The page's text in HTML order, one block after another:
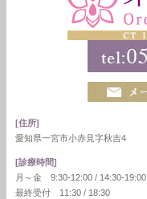
[住所]
愛知県一宮市小赤見字秋吉4
[診療時間]
月～金 9:30-12:00 / 14:30-19:00
最終受付 11:30 / 18:30